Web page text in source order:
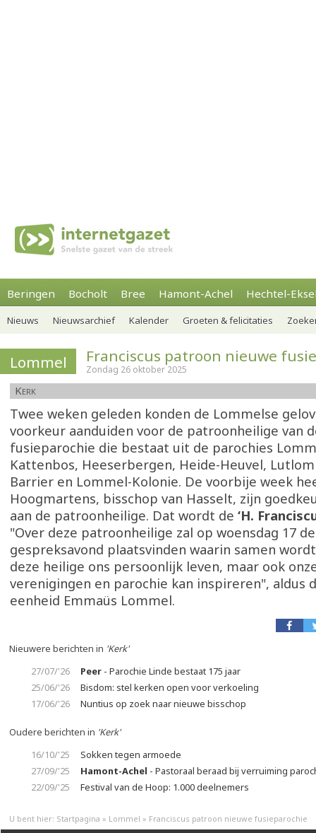
Beringen Bocholt Bree Hamont-Achel Hechtel-
Nieuws Nieuwsarchief Kalender Groeten & felicitaties
Lommel Franciscus patroon nieuwe
Zondag 26 oktober 2025
Kerk
Twee weken geleden konden de Lommelse
voorkeur aanduiden voor de patroonheilige van
fusieparochie die bestaat uit de parochies
Kattenbos, Heeserbergen, Heide-Heuvel,
Barrier en Lommel-Kolonie. De voorbije week
Hoogmartens, bisschop van Hasselt, zijn
aan de patroonheilige. Dat wordt de ‘H.
"Over deze patroonheilige zal op woensdag 17
gespreksavond plaatsvinden waarin samen
deze heilige ons persoonlijk leven, maar ook
verenigingen en parochie kan inspireren", aldus
eenheid Emmaüs Lommel.
Nieuwere berichten in 'Kerk'
27/07/'26
Peer - Parochie Linde bestaat 175 jaar
25/06/'26
Bisdom: stel kerken open voor verkoeling
17/06/'26
Nuntius op zoek naar nieuwe bisschop
Oudere berichten in 'Kerk'
16/10/'25
Sokken tegen armoede
27/09/'25
Hamont-Achel - Pastoraal beraad bij verruiming
22/09/'25
Festival van de Hoop: 1.000 deelnemers
U bent hier: Startpagina » Lommel » Franciscus patroon nieuwe fusieparochie